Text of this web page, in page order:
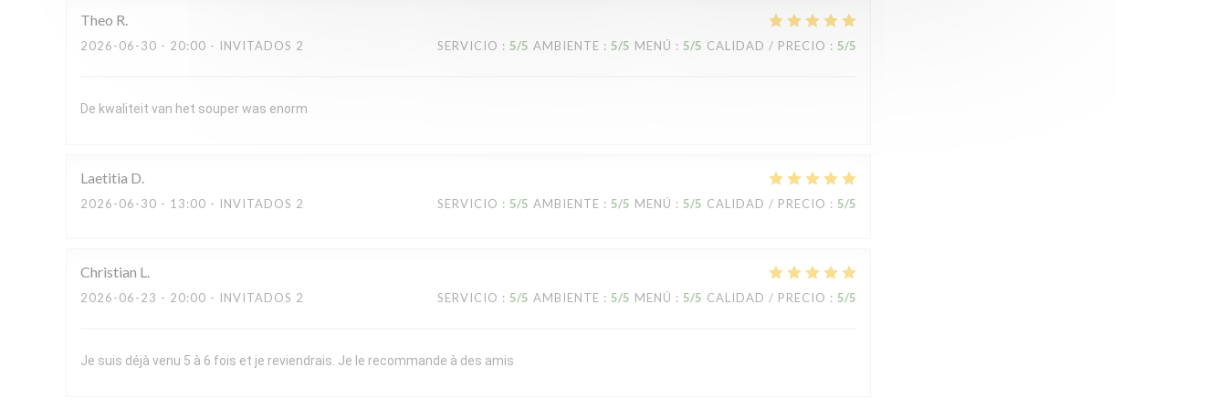
Theo R
2026-06-30 - 20:00 - INVITADOS 2 SERVICIO : 5/5 AMBIENTE : 5/5 MENÚ : 5/5 CALIDAD / PRECIO : 5/5
De kwaliteit van het souper was enorm
Laetitia D
2026-06-30 - 13:00 - INVITADOS 2 SERVICIO : 5/5 AMBIENTE : 5/5 MENÚ : 5/5 CALIDAD / PRECIO : 5/5
Christian L
2026-06-23 - 20:00 - INVITADOS 2 SERVICIO : 5/5 AMBIENTE : 5/5 MENÚ : 5/5 CALIDAD / PRECIO : 5/5
Je suis déjà venu 5 à 6 fois et je reviendrais. Je le recommande à des amis